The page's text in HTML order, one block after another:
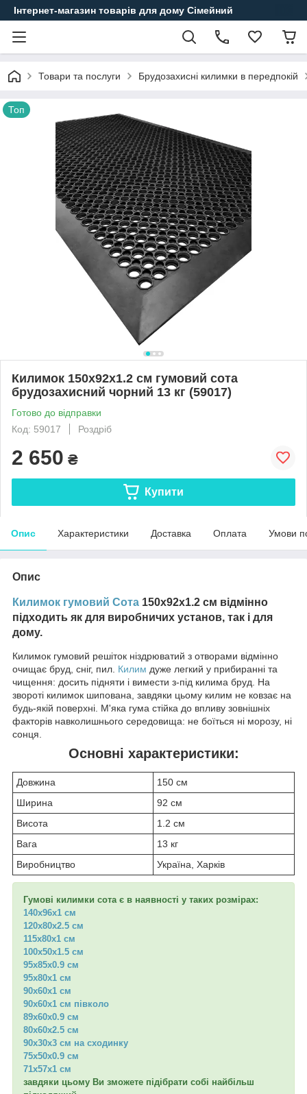
Інтернет-магазин товарів для дому Сімейний
Товари та послуги Брудозахисні килимки в передпокій
Топ
Килимок 150х92х1.2 см гумовий сота
брудозахисний чорний 13 кг (59017)
Готово до відправки
Код: 59017
Роздріб
2 650 ₴
Купити
Опис Характеристики Доставка Оплата Умови
Опис
Килимок гумовий Сота 150х92х1.2 см відмінно
підходить як для виробничих установ, так і для
дому.
Килимок гумовий решіток ніздрюватий з отворами відмінно
очищає бруд, сніг, пил. Килим дуже легкий у прибиранні та
чищення: досить підняти і вимести з-під килима бруд. На
звороті килимок шипована, завдяки цьому килим не ковзає на
будь-якій поверхні. М'яка гума стійка до впливу зовнішніх
факторів навколишнього середовища: не боїться ні морозу, ні
сонця.
Основні характеристики:
Довжина
150 см
Ширина
92 см
Висота
1.2 см
Вага
13 кг
Виробництво
Україна, Харків
Гумові килимки сота є в наявності у таких розмірах:
140х96х1 см
120х80х2.5 см
115х80х1 см
100х50х1.5 см
95х85х0.9 см
95х80х1 см
90х60х1 см
90х60х1 см півколо
89х60х0.9 см
80х60х2.5 см
90х30х3 см на сходинку
75х50х0.9 см
71х57х1 см
завдяки цьому Ви зможете підібрати собі найбільш